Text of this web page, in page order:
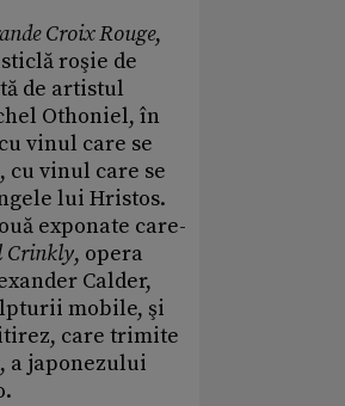
Croix Rouge,
roşie de
de artistul
Othoniel, în
vinul care se
cu vinul care se
lui Hristos.
exponate care-
Crinkly, opera
Calder,
mobile, şi
care trimite
a japonezului